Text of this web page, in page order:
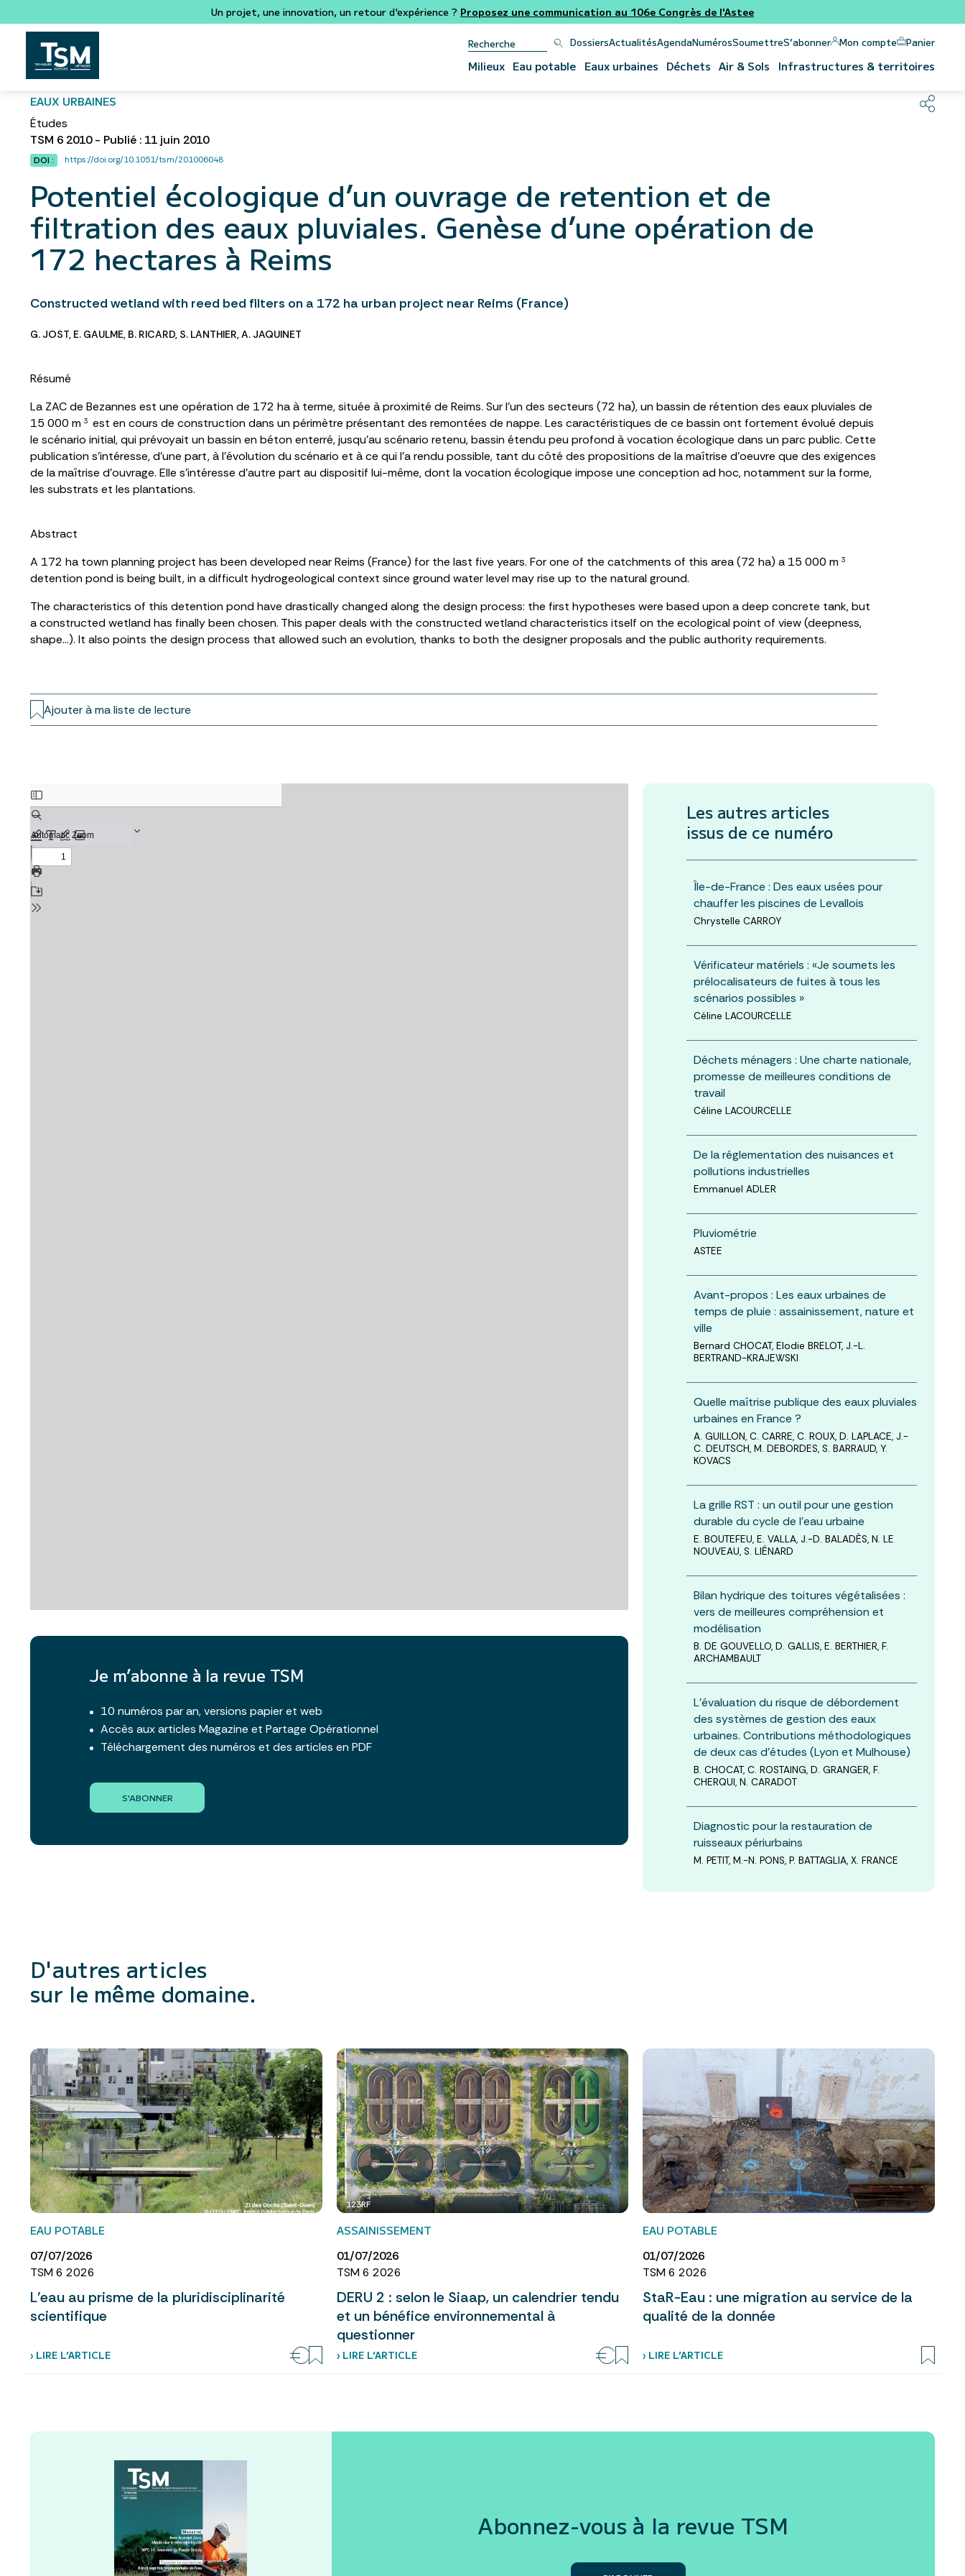
Un projet, une innovation, un retour d'expérience ? Proposez une communication au 106e Congrès de l'Astee
DossiersActualitésAgendaNumérosSoumettreS’abonner Mon compte Panier
Milieux Eau potable Eaux urbaines Déchets Air & Sols Infrastructures & territoires
EAUX URBAINES
Études
TSM 6 2010 - Publié : 11 juin 2010
DOI : https://doi.org/10.1051/tsm/201006048
Potentiel écologique d’un ouvrage de retention et de
filtration des eaux pluviales. Genèse d’une opération de
172 hectares à Reims
Constructed wetland with reed bed filters on a 172 ha urban project near Reims (France)
G. JOST, E. GAULME, B. RICARD, S. LANTHIER,A. JAQUINET
Résumé
La ZAC de Bezannes est une opération de 172 ha à terme, située à proximité de Reims. Sur l’un des secteurs (72 ha), un bassin de rétention des eaux pluviales de
15 000 m 3 est en cours de construction dans un périmètre présentant des remontées de nappe. Les caractéristiques de ce bassin ont fortement évolué depuis
le scénario initial, qui prévoyait un bassin en béton enterré, jusqu’au scénario retenu, bassin étendu peu profond à vocation écologique dans un parc public. Cette
publication s’intéresse, d’une part, à l’évolution du scénario et à ce qui l’a rendu possible, tant du côté des propositions de la maîtrise d’oeuvre que des exigences
de la maîtrise d’ouvrage. Elle s’intéresse d’autre part au dispositif lui-même, dont la vocation écologique impose une conception ad hoc, notamment sur la forme,
les substrats et les plantations.
Abstract
A 172 ha town planning project has been developed near Reims (France) for the last five years. For one of the catchments of this area (72 ha) a 15 000 m 3
detention pond is being built, in a difficult hydrogeological context since ground water level may rise up to the natural ground.
The characteristics of this detention pond have drastically changed along the design process: the first hypotheses were based upon a deep concrete tank, but
a constructed wetland has finally been chosen. This paper deals with the constructed wetland characteristics itself on the ecological point of view (deepness,
shape…). It also points the design process that allowed such an evolution, thanks to both the designer proposals and the public authority requirements.
Ajouter à ma liste de lecture
Je m’abonne à la revue TSM
10 numéros par an, versions papier et web
Accès aux articles Magazine et Partage Opérationnel
Téléchargement des numéros et des articles en PDF
S'ABONNER
Les autres articles
issus de ce numéro
Île-de-France : Des eaux usées pour
chauffer les piscines de Levallois
Chrystelle CARROY
Vérificateur matériels : «Je soumets les
prélocalisateurs de fuites à tous les
scénarios possibles »
Céline LACOURCELLE
Déchets ménagers : Une charte nationale,
promesse de meilleures conditions de
travail
Céline LACOURCELLE
De la réglementation des nuisances et
pollutions industrielles
Emmanuel ADLER
Pluviométrie
ASTEE
Avant-propos : Les eaux urbaines de
temps de pluie : assainissement, nature et
ville
Bernard CHOCAT, Elodie BRELOT, J.-L.
BERTRAND-KRAJEWSKI
Quelle maîtrise publique des eaux pluviales
urbaines en France ?
A. GUILLON, C. CARRE, C. ROUX, D. LAPLACE, J.-
C. DEUTSCH, M. DEBORDES, S. BARRAUD, Y.
KOVACS
La grille RST : un outil pour une gestion
durable du cycle de l’eau urbaine
E. BOUTEFEU, E. VALLA, J.-D. BALADÈS, N. LE
NOUVEAU, S. LIÉNARD
Bilan hydrique des toitures végétalisées :
vers de meilleures compréhension et
modélisation
B. DE GOUVELLO, D. GALLIS, E. BERTHIER, F.
ARCHAMBAULT
L’évaluation du risque de débordement
des systèmes de gestion des eaux
urbaines. Contributions méthodologiques
de deux cas d’études (Lyon et Mulhouse)
B. CHOCAT, C. ROSTAING, D. GRANGER, F.
CHERQUI, N. CARADOT
Diagnostic pour la restauration de
ruisseaux périurbains
M. PETIT, M.-N. PONS, P. BATTAGLIA, X. FRANCE
D'autres articles
sur le même domaine.
EAU POTABLE
07/07/2026
TSM 6 2026
L’eau au prisme de la pluridisciplinarité
scientifique
› LIRE L’ARTICLE
123RF
ASSAINISSEMENT
01/07/2026
TSM 6 2026
DERU 2 : selon le Siaap, un calendrier tendu
et un bénéfice environnemental à
questionner
› LIRE L’ARTICLE
EAU POTABLE
01/07/2026
TSM 6 2026
StaR-Eau : une migration au service de la
qualité de la donnée
› LIRE L’ARTICLE
Abonnez-vous à la revue TSM